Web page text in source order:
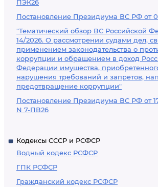
ПЭК26
Постановление Президиума ВС РФ от
"Тематический обзор ВС Российской
14/2026. О рассмотрении судами дел,
применением законодательства о
коррупции и обращением в доход
Федерации имущества,
нарушения требований и запретов,
предотвращение коррупции"
Постановление Президиума ВС РФ от
N 7-ПВ26
Кодексы СССР и РСФСР
Водный кодекс РСФСР
ГПК РСФСР
Гражданский кодекс РСФСР